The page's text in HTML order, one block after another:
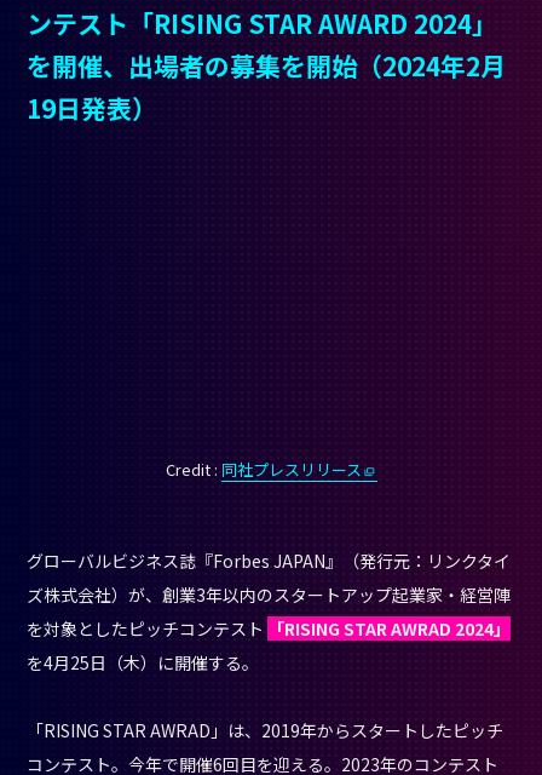
ンテスト「RISING STAR AWARD 2024」
を開催、出場者の募集を開始（2024年2月
19日発表）
コンテスト。今年で開催6回目を迎える。2023年のコンテスト
チャーキャピタリストが「起業家の志、理念の高さ」「ビジネ
スの革新性、社会的インパクト」「起業家と経営チームの成熟
度」「これまでの実績」を基準に審査を行い、2名がアワードを
受賞した。
今年の「RISING STAR AWRAD」は、従来のピッチに加え、日
本の地域課題の解決を目指す起業家に特化した「地域スタート